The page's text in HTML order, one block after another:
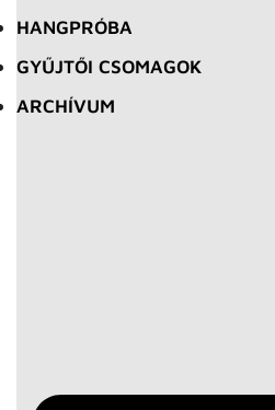
HANGPRÓBA
GYŰJTŐI CSOMAGOK
ARCHÍVUM